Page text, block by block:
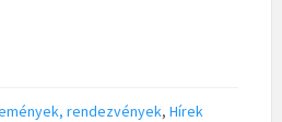
rendezvények, Hírek